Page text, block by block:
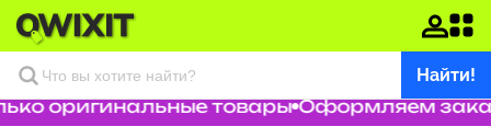
Найти!
оригинальные товары Оформляем заказ